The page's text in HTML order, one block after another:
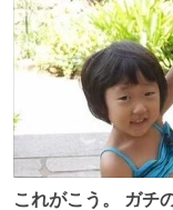
これがこう。 ガチのおばさんと姪っ子です。 （身長抜かさ